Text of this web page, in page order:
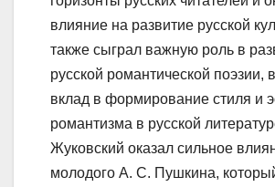
влияние на развитие русской
также сыграл важную роль в
русской романтической поэзии,
вклад в формирование стиля и
романтизма в русской
Жуковский оказал сильное
молодого А. С. Пушкина,